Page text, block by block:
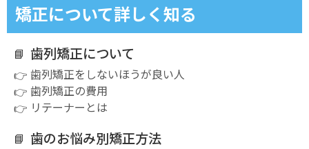
矯正について詳しく知る
歯列矯正について
歯列矯正をしないほうが良い人
歯列矯正の費用
リテーナーとは
歯のお悩み別矯正方法